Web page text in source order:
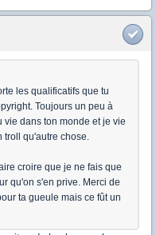
les qualificatifs que tu
Toujours un peu à
vie dans ton monde et je vie
troll qu'autre chose.
croire que je ne fais que
qu'on s'en prive. Merci de
ta gueule mais ce fût un